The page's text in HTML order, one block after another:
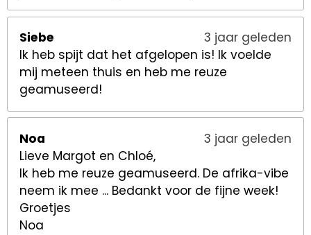
r
Siebe
3 jaar geleden
Ik heb spijt dat het afgelopen is! Ik voelde
mij meteen thuis en heb me reuze
geamuseerd!
Noa
3 jaar geleden
Lieve Margot en Chloé,
Ik heb me reuze geamuseerd. De afrika-vibe
neem ik mee ... Bedankt voor de fijne week!
Groetjes
Noa